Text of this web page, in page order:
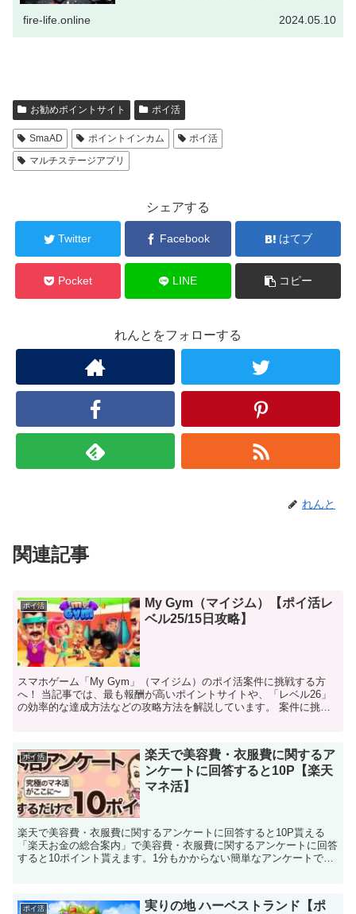
fire-life.online 2024.05.10
お勧めポイントサイト ポイ活
SmaAD ポイントインカム
ポイ活
マルチステージアプリ
シェアする
Twitter Facebook はてブ
Pocket LINE コピー
れんとをフォローする
れんと
関連記事
ポイ活
My Gym（マイジム）【ポイ活レ
ベル25/15日攻略】
スマホゲーム「My Gym」（マイジム）のポイ活案件に挑戦する方
へ！ 当記事では、最も報酬が高いポイントサイトや、「レベル26」
の効率的な達成方法などの攻略方法を解説しています。 案件に挑戦
ポイ活
楽天で美容費・衣服費に関するア
ンケートに回答すると10P【楽天
マネ活】
楽天で美容費・衣服費に関するアンケートに回答すると10P貰える
「楽天お金の総合案内」で美容費・衣服費に関するアンケートに回答
すると10ポイント貰えます。1分もかからない簡単なアンケートで、
ポイ活
実りの地 ハーベストランド【ポ